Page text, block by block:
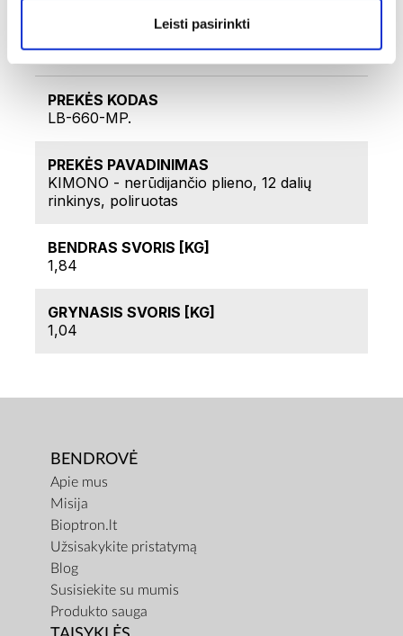
Leisti pasirinkti
Techniniai duomenys
PREKĖS KODAS
LB-660-MP.
PREKĖS PAVADINIMAS
KIMONO - nerūdijančio plieno, 12 dalių
rinkinys, poliruotas
BENDRAS SVORIS [KG]
1,84
GRYNASIS SVORIS [KG]
1,04
BENDROVĖ
Apie mus
Misija
Bioptron.lt
Užsisakykite pristatymą
Blog
Susisiekite su mumis
Produkto sauga